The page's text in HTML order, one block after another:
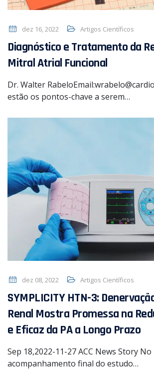
dez 16, 2022 Artigos Científicos
Diagnóstico e Tratamento da
Mitral Atrial Funcional
Dr. Walter
estão os pontos-chave a serem…
dez 08, 2022 Artigos Científicos
SYMPLICITY HTN-3:
Renal Mostra Promessa na
e Eficaz da PA a Longo Prazo
Sep 18,2022-11-27 ACC News Story No
acompanhamento final do estudo…